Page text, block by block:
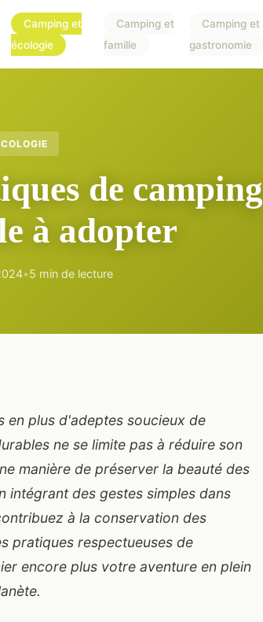
Camping et
écologie
Camping et
famille
Camping et
gastronomie
de camping
à adopter
•5 min de lecture
en plus d'adeptes soucieux de
ne se limite pas à réduire son
manière de préserver la beauté des
intégrant des gestes simples dans
à la conservation des
pratiques respectueuses de
encore plus votre aventure en plein